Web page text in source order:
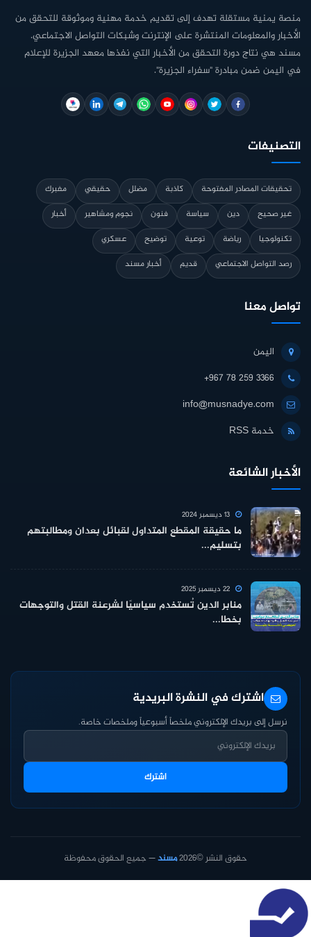
منصة يمنية مستقلة تهدف إلى تقديم خدمة مهنية وموثوقة للتحقق من
الأخبار والمعلومات المنتشرة على الإنترنت وشبكات التواصل الاجتماعي.
مسند هي نتاج دورة التحقق من الأخبار التي نفذها معهد الجزيرة للإعلام
في اليمن ضمن مبادرة "سفراء الجزيرة".
التصنيفات
تحقيقات المصادر المفتوحة كاذبة مضلل حقيقي
مفبرك
غير صحيح
دين سياسة فنون نجوم ومشاهير
أخبار
تكنولوجيا
رياضة توعية توضيح
عسكري
رصد التواصل الاجتماعي
قديم أخبار مسند
تواصل معنا
اليمن
+967 78 259 3366
info@musnadye.com
خدمة RSS
الأخبار الشائعة
ما حقيقة المقطع المتداول لقبائل بعدان ومطالبتهم
بتسليم...
منابر الدين تُستخدم سياسيًا لشرعنة القتل والتوجهات
بخطا...
اشترك في النشرة البريدية
نرسل إلى بريدك الإلكتروني ملخصاً أسبوعياً وملخصات خاصة.
اشترك
حقوق النشر ©2026 مسند— جميع الحقوق محفوظة